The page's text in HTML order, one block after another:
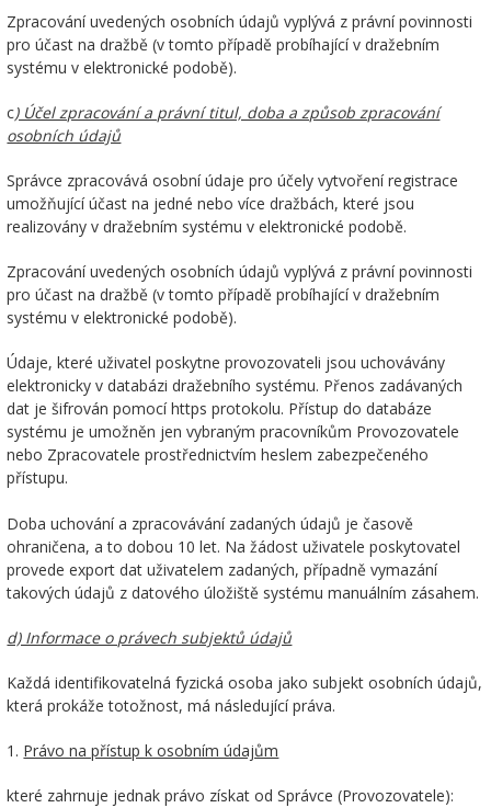
Zpracování uvedených osobních údajů vyplývá z právní povinnosti
pro účast na dražbě (v tomto případě probíhající v dražebním
systému v elektronické podobě).
c) Účel zpracování a právní titul, doba a způsob zpracování
osobních údajů
Správce zpracovává osobní údaje pro účely vytvoření registrace
umožňující účast na jedné nebo více dražbách, které jsou
realizovány v dražebním systému v elektronické podobě.
Zpracování uvedených osobních údajů vyplývá z právní povinnosti
pro účast na dražbě (v tomto případě probíhající v dražebním
systému v elektronické podobě).
Údaje, které uživatel poskytne provozovateli jsou uchovávány
elektronicky v databázi dražebního systému. Přenos zadávaných
dat je šifrován pomocí https protokolu. Přístup do databáze
systému je umožněn jen vybraným pracovníkům Provozovatele
nebo Zpracovatele prostřednictvím heslem zabezpečeného
přístupu.
Doba uchování a zpracovávání zadaných údajů je časově
ohraničena, a to dobou 10 let. Na žádost uživatele poskytovatel
provede export dat uživatelem zadaných, případně vymazání
takových údajů z datového úložiště systému manuálním zásahem.
d) Informace o právech subjektů údajů
Každá identifikovatelná fyzická osoba jako subjekt osobních údajů,
která prokáže totožnost, má následující práva.
1. Právo na přístup k osobním údajům
které zahrnuje jednak právo získat od Správce (Provozovatele):